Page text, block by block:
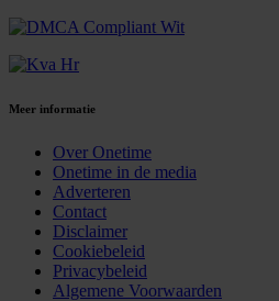
Meer informatie
Over Onetime
Onetime in de media
Adverteren
Contact
Disclaimer
Cookiebeleid
Privacybeleid
Algemene Voorwaarden